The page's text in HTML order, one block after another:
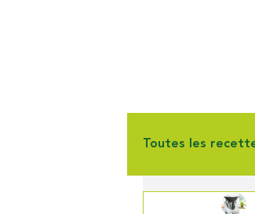
Toutes les
Gourmandise